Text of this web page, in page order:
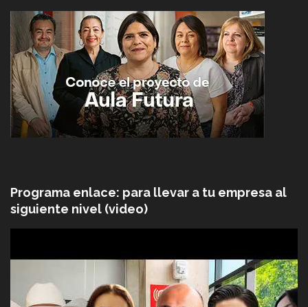
Programa enlace: para llevar a tu empresa al
siguiente nivel (video)